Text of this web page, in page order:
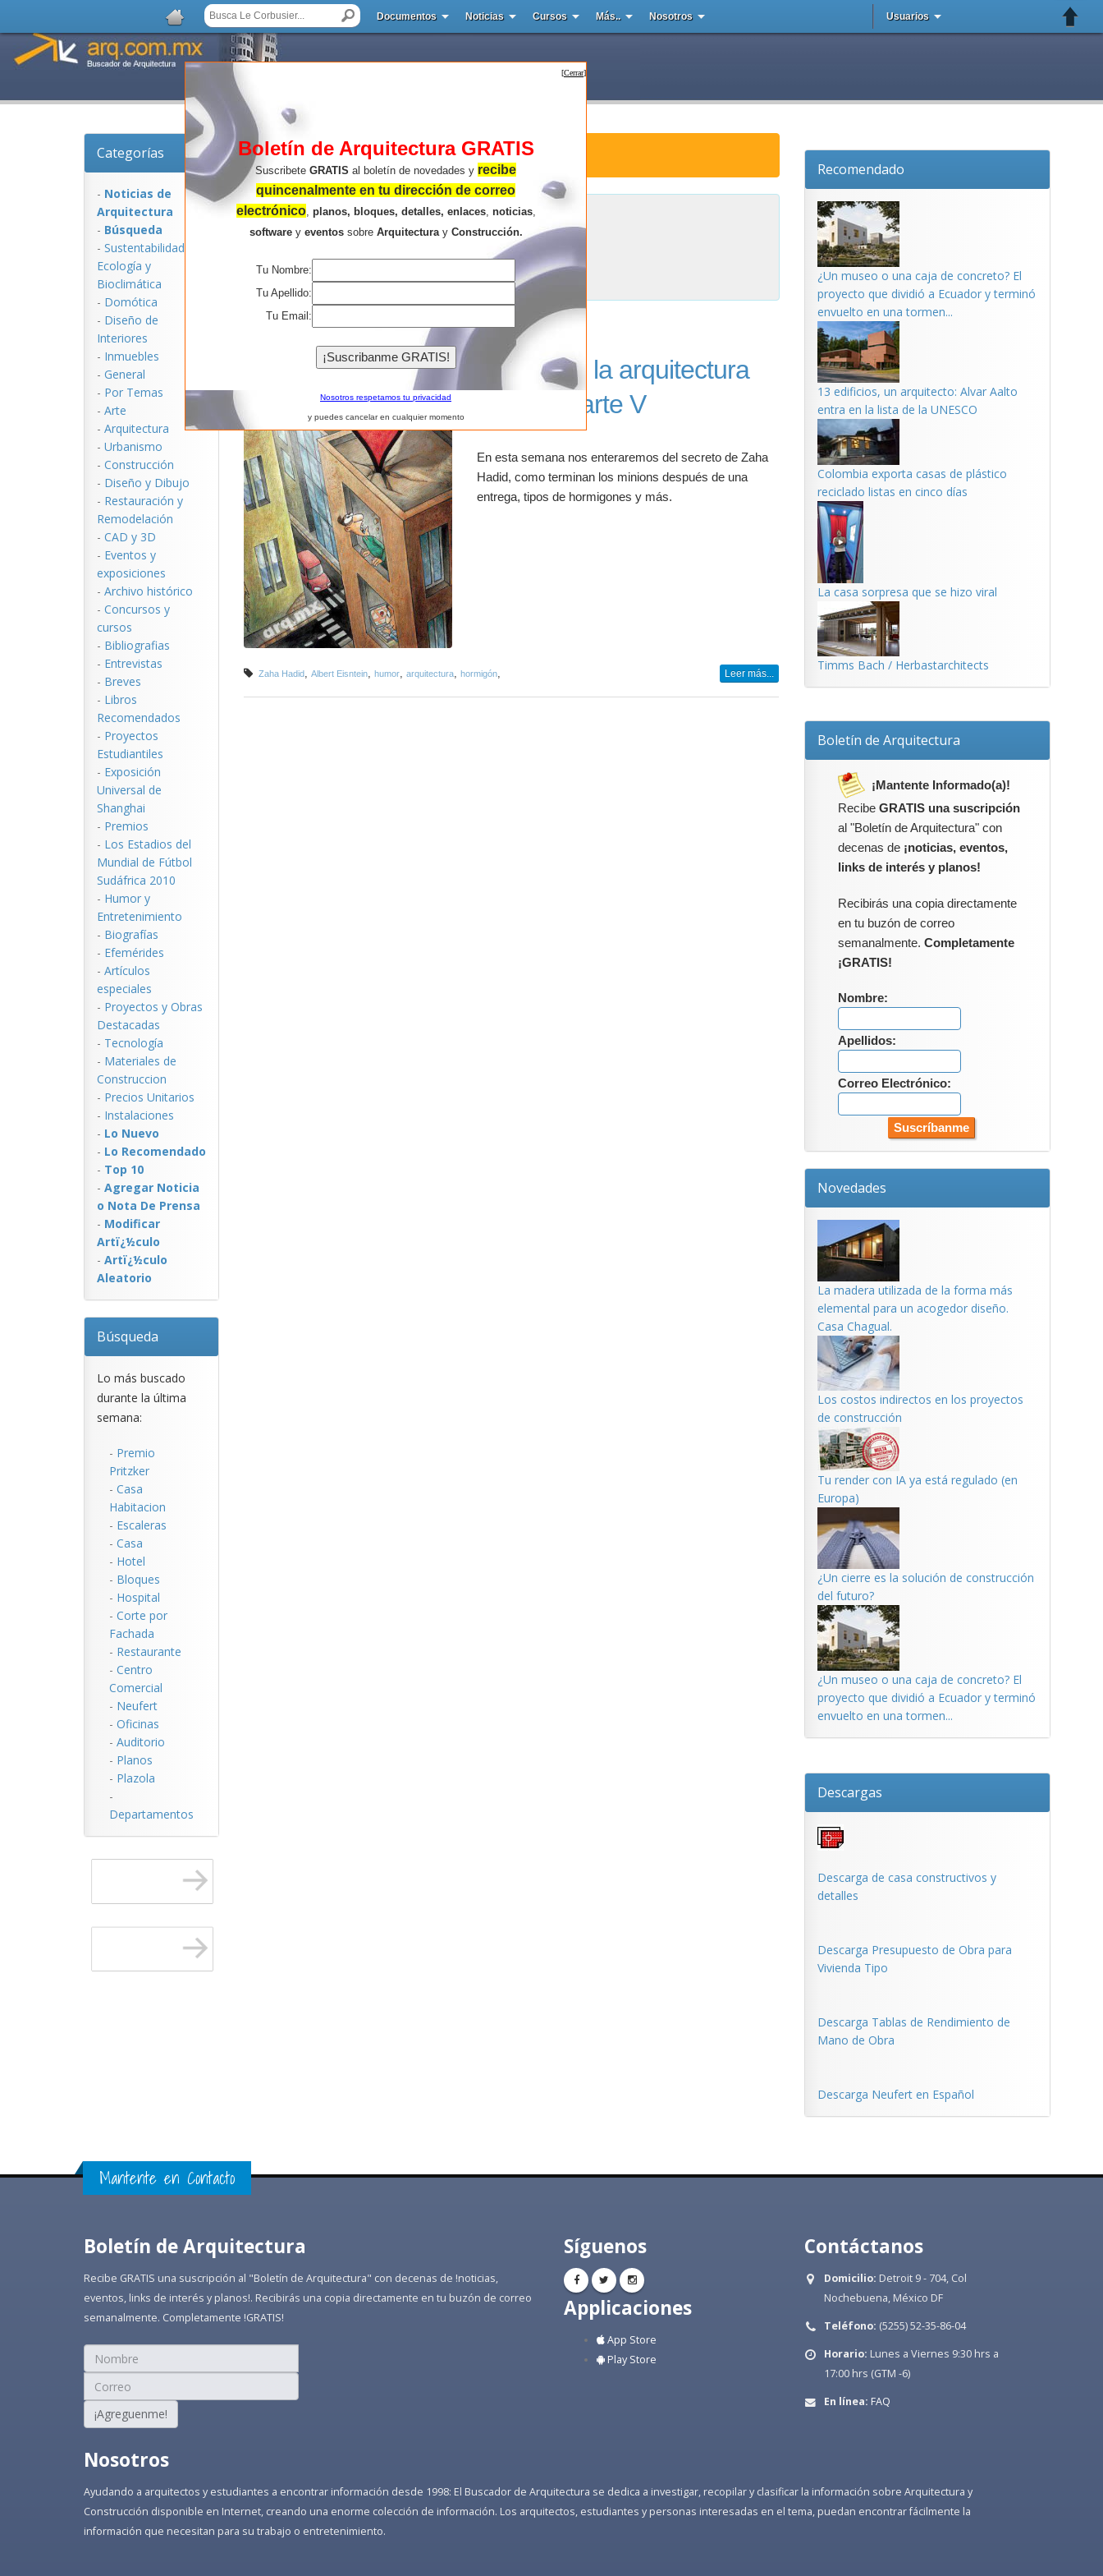
Documentos Noticias Cursos Más.. Nosotros Usuarios
Categorías
- Noticias de
Arquitectura
- Búsqueda
- Sustentabilidad,
Ecologí­a y
Bioclimática
- Domótica
- Diseño de
Interiores
- Inmuebles
- General
- Por Temas
- Arte
- Arquitectura
- Urbanismo
- Construcción
- Diseño y Dibujo
- Restauración y
Remodelación
- CAD y 3D
- Eventos y
exposiciones
- Archivo histórico
- Concursos y
cursos
- Bibliografias
- Entrevistas
- Breves
- Libros
Recomendados
- Proyectos
Estudiantiles
- Exposición
Universal de
Shanghai
- Premios
- Los Estadios del
Mundial de Fútbol
Sudáfrica 2010
- Humor y
Entretenimiento
- Biografías
- Efemérides
- Artículos
especiales
- Proyectos y Obras
Destacadas
- Tecnología
- Materiales de
Construccion
- Precios Unitarios
- Instalaciones
- Lo Nuevo
- Lo Recomendado
- Top 10
- Agregar Noticia
o Nota De Prensa
- Modificar
Artï¿½culo
- Artï¿½culo
Aleatorio
Búsqueda
Lo más buscado
durante la última
semana:
- Premio
Pritzker
- Casa
Habitacion
- Escaleras
- Casa
- Hotel
- Bloques
- Hospital
- Corte por
Fachada
- Restaurante
- Centro
Comercial
- Neufert
- Oficinas
- Auditorio
- Planos
- Plazola
-
Departamentos
Noticias de Arquitectura : Albert Eisntein
Albert Eisntein
Resultados de la búsqueda .
Humor en la arquitectura
octubre parte V
En esta semana nos enteraremos del secreto de Zaha
Hadid, como terminan los minions después de una
entrega, tipos de hormigones y más.
Zaha Hadid Albert Eisntein humor arquitectura hormigón Leer más...
Recomendado
¿Un museo o una caja de concreto? El
proyecto que dividió a Ecuador y terminó
envuelto en una tormen...
13 edificios, un arquitecto: Alvar Aalto
entra en la lista de la UNESCO
Colombia exporta casas de plástico
reciclado listas en cinco días
La casa sorpresa que se hizo viral
Timms Bach / Herbastarchitects
Boletín de Arquitectura
¡Mantente Informado(a)!
Recibe GRATIS una suscripción
al "Boletín de Arquitectura" con
decenas de ¡noticias, eventos,
links de interés y planos!
Recibirás una copia directamente
en tu buzón de correo
semanalmente. Completamente
¡GRATIS!
Nombre:
Apellidos:
Correo Electrónico:
Novedades
La madera utilizada de la forma más
elemental para un acogedor diseño.
Casa Chagual.
Los costos indirectos en los proyectos
de construcción
Tu render con IA ya está regulado (en
Europa)
¿Un cierre es la solución de construcción
del futuro?
¿Un museo o una caja de concreto? El
proyecto que dividió a Ecuador y terminó
envuelto en una tormen...
Descargas
Descarga de casa constructivos y
detalles
Descarga Presupuesto de Obra para
Vivienda Tipo
Descarga Tablas de Rendimiento de
Mano de Obra
Descarga Neufert en Español
Mantente en Contacto
Boletín de Arquitectura
Recibe GRATIS una suscripción al "Boletín de Arquitectura" con decenas de !noticias,
eventos, links de interés y planos!. Recibirás una copia directamente en tu buzón de correo
semanalmente. Completamente !GRATIS!
¡Agreguenme!
Síguenos
Applicaciones
App Store
Play Store
Contáctanos
Domicilio: Detroit 9 - 704, Col
Nochebuena, México DF
Teléfono: (5255) 52-35-86-04
Horario: Lunes a Viernes 9:30 hrs a
17:00 hrs (GTM -6)
En línea: FAQ
Nosotros
Ayudando a arquitectos y estudiantes a encontrar información desde 1998: El Buscador de Arquitectura se dedica a investigar, recopilar y clasificar la información sobre Arquitectura y
Construcción disponible en Internet, creando una enorme colección de información. Los arquitectos, estudiantes y personas interesadas en el tema, puedan encontrar fácilmente la
información que necesitan para su trabajo o entretenimiento.
[Cerrar]
Boletín de Arquitectura GRATIS
Suscribete GRATIS al boletín de novedades y recibe
quincenalmente en tu dirección de correo
electrónico, planos, bloques, detalles, enlaces, noticias,
softwarey eventossobre Arquitecturay Construcción.
Tu Nombre:
Tu Apellido:
Tu Email:
Nosotros respetamos tu privacidad
y puedes cancelar en cualquier momento